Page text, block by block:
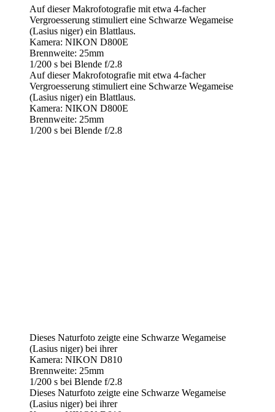
Auf dieser Makrofotografie mit etwa 4-facher
Vergroesserung stimuliert eine Schwarze Wegameise
(Lasius niger) ein Blattlaus.
Kamera: NIKON D800E
Brennweite: 25mm
1/200 s bei Blende f/2.8
Auf dieser Makrofotografie mit etwa 4-facher
Vergroesserung stimuliert eine Schwarze Wegameise
(Lasius niger) ein Blattlaus.
Kamera: NIKON D800E
Brennweite: 25mm
1/200 s bei Blende f/2.8
Dieses Naturfoto zeigte eine Schwarze Wegameise
(Lasius niger) bei ihrer
Kamera: NIKON D810
Brennweite: 25mm
1/200 s bei Blende f/2.8
Dieses Naturfoto zeigte eine Schwarze Wegameise
(Lasius niger) bei ihrer